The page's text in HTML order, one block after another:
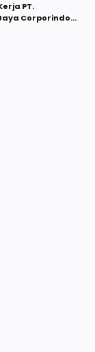
PT.
Corporindo